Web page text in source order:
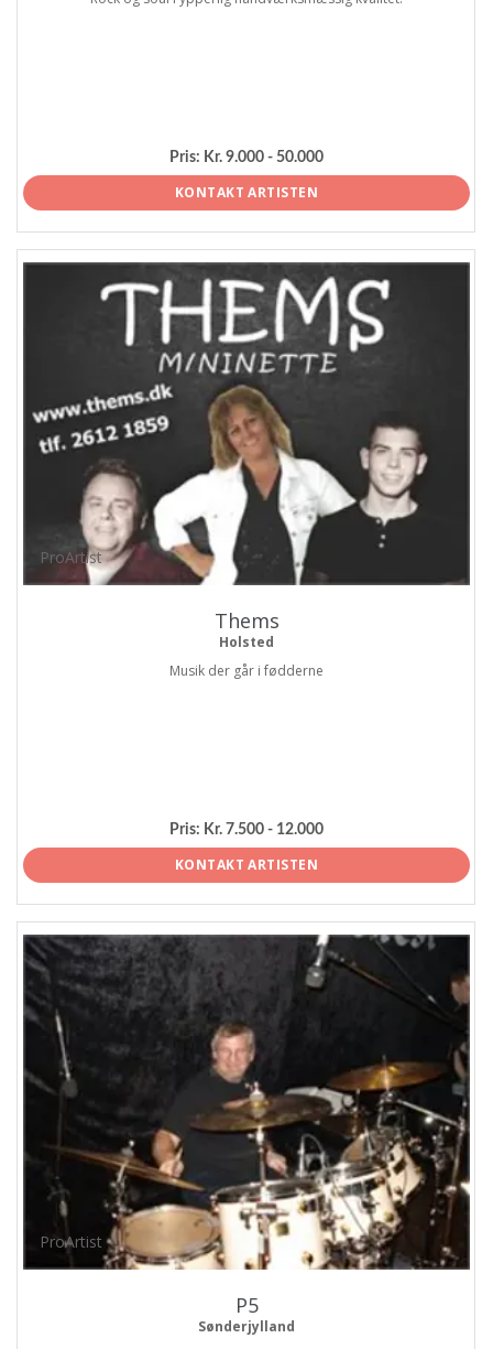
Pris: Kr. 9.000 - 50.000
KONTAKT ARTISTEN
ProArtist
Thems
Holsted
Musik der går i fødderne
Pris: Kr. 7.500 - 12.000
KONTAKT ARTISTEN
ProArtist
P5
Sønderjylland